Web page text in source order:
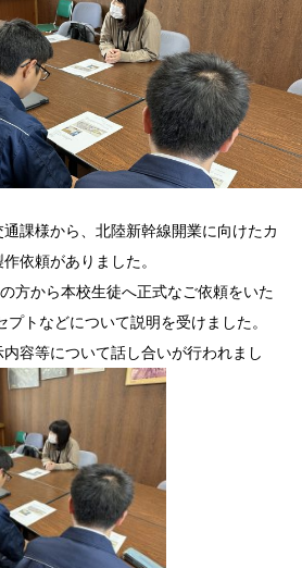
課様から、北陸新幹線開業に向けたカ
依頼がありました。
方から本校生徒へ正式なご依頼をいた
トなどについて説明を受けました。
容等について話し合いが行われまし